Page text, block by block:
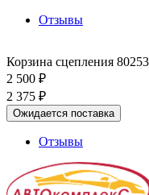
Отзывы
Корзина сцепления
2 500 ₽
2 375 ₽
Ожидается поставка
Отзывы